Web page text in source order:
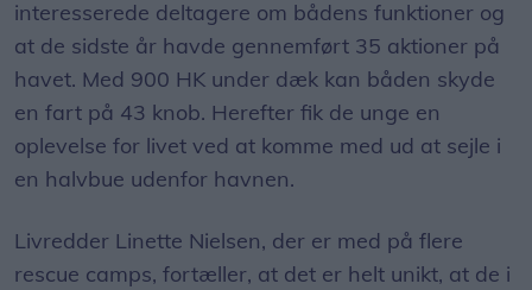
at de sidste år havde gennemført 35 aktioner på
havet. Med 900 HK under dæk kan båden skyde
en fart på 43 knob. Herefter fik de unge en
oplevelse for livet ved at komme med ud at sejle i
en halvbue udenfor havnen.
rescue camps, fortæller, at det er helt unikt, at de i
Sæby får mulighed for at komme en tur ud med